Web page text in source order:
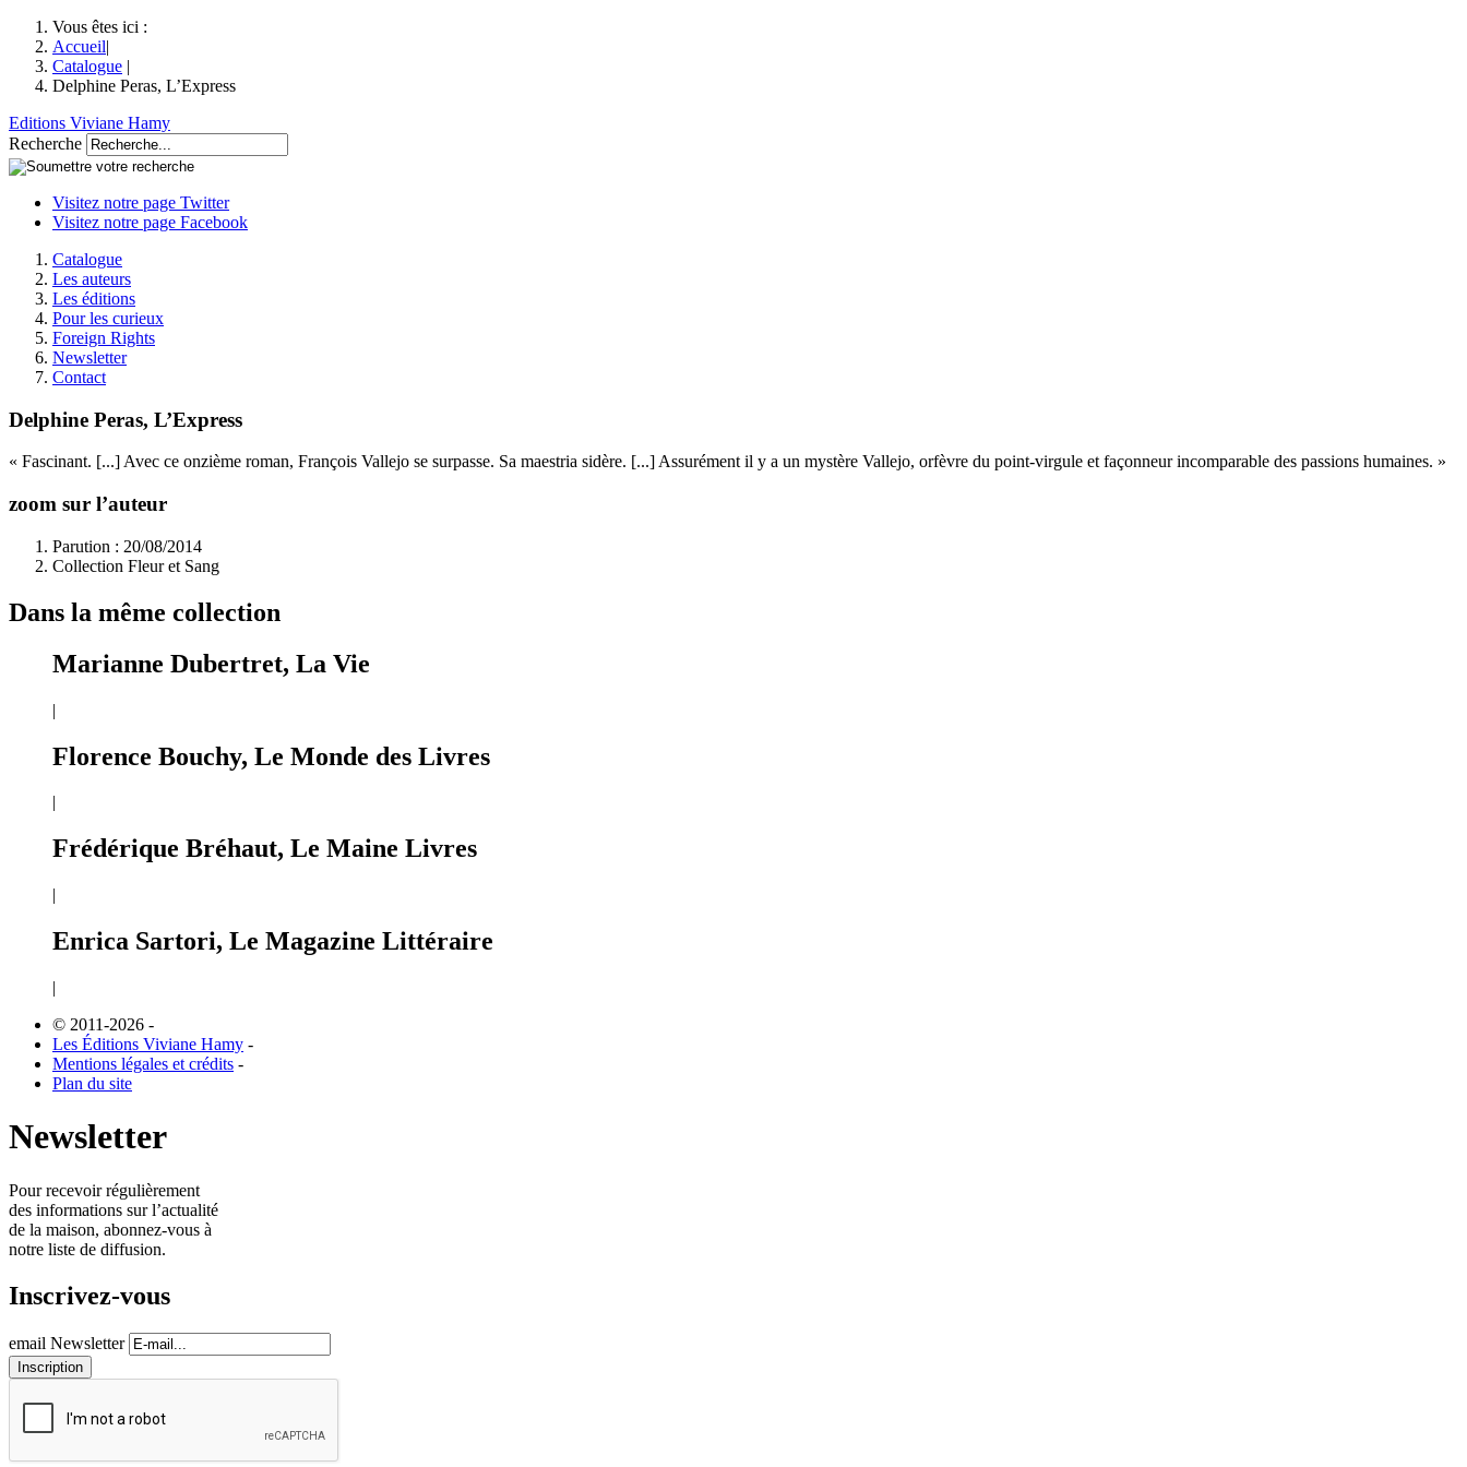
Vous êtes ici :
Accueil|
Catalogue |
Delphine Peras, L’Express
Editions Viviane Hamy
Recherche
Visitez notre page Twitter
Visitez notre page Facebook
Catalogue
Les auteurs
Les éditions
Pour les curieux
Foreign Rights
Newsletter
Contact
Delphine Peras, L’Express
« Fascinant. [...] Avec ce onzième roman, François Vallejo se surpasse. Sa maestria sidère. [...] Assurément il y a un mystère Vallejo, orfèvre du point-virgule et façonneur incomparable des passions humaines. »
zoom sur l’auteur
Parution : 20/08/2014
Collection Fleur et Sang
Dans la même collection
Marianne Dubertret, La Vie
|
Florence Bouchy, Le Monde des Livres
|
Frédérique Bréhaut, Le Maine Livres
|
Enrica Sartori, Le Magazine Littéraire
|
© 2011-2026 -
Les Éditions Viviane Hamy -
Mentions légales et crédits -
Plan du site
Newsletter
Pour recevoir régulièrement
des informations sur l’actualité
de la maison, abonnez-vous à
notre liste de diffusion.
Inscrivez-vous
email Newsletter